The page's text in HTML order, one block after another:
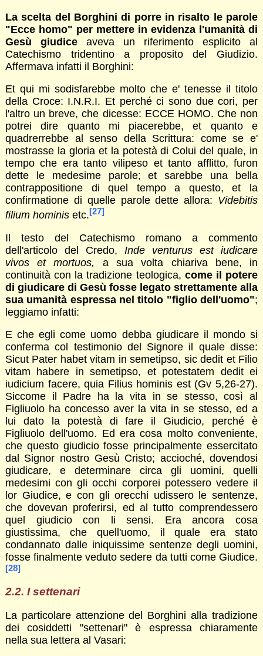
La scelta del Borghini di porre in risalto le parole
"Ecce homo" per mettere in evidenza l'umanità di
Gesù giudiceaveva un riferimento esplicito al
Catechismo tridentino a proposito del Giudizio.
Affermava infatti il Borghini:
Et qui mi sodisfarebbe molto che e' tenesse il titolo
della Croce: I.N.R.I. Et perché ci sono due cori, per
l'altro un breve, che dicesse: ECCE HOMO. Che non
potrei dire quanto mi piacerebbe, et quanto e
quadrerrebbe al senso della Scrittura: come se e'
mostrasse la gloria et la potestà di Colui del quale, in
tempo che era tanto vilipeso et tanto afflitto, furon
dette le medesime parole; et sarebbe una bella
contrappositione di quel tempo a questo, et la
confirmatione di quelle parole dette allora: Videbitis
filium hominisetc.[27]
Il testo del Catechismo romano a commento
dell'articolo del Credo, Inde venturus est iudicare
vivos et mortuos,
a sua volta chiariva bene, in
continuità con la tradizione teologica, come il potere
di giudicare di Gesù fosse legato strettamente alla
sua umanità espressa nel titolo "figlio dell'uomo";
leggiamo infatti:
E che egli come uomo debba giudicare il mondo si
conferma col testimonio del Signore il quale disse:
Sicut Pater habet vitam in semetipso, sic dedit et Filio
vitam habere in semetipso, et potestatem dedit ei
iudicium facere, quia Filius hominis est (Gv 5,26-27).
Siccome il Padre ha la vita in se stesso, così al
Figliuolo ha concesso aver la vita in se stesso, ed a
lui dato la potestà di fare il Giudicio, perché è
Figliuolo dell'uomo. Ed era cosa molto conveniente,
che questo giudicio fosse principalmente essercitato
dal Signor nostro Gesù Cristo; accioché, dovendosi
giudicare, e determinare circa gli uomini, quelli
medesimi con gli occhi corporei potessero vedere il
lor Giudice, e con gli orecchi udissero le sentenze,
che dovevan proferirsi, ed al tutto comprendessero
quel giudicio con li sensi. Era ancora cosa
giustissima, che quell'uomo, il quale era stato
condannato dalle iniquissime sentenze degli uomini,
fosse finalmente veduto sedere da tutti come Giudice.
[28]
2.2. I settenari
La particolare attenzione del Borghini alla tradizione
dei cosiddetti "settenari" è espressa chiaramente
nella sua lettera al Vasari: